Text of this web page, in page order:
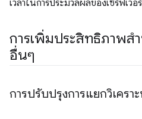
เวลาในการประมวลผลของเซิร์ฟเว
การเพิ่มประสิทธิภาพ
อื่นๆ
การปรับปรุงการแยกวิเครา